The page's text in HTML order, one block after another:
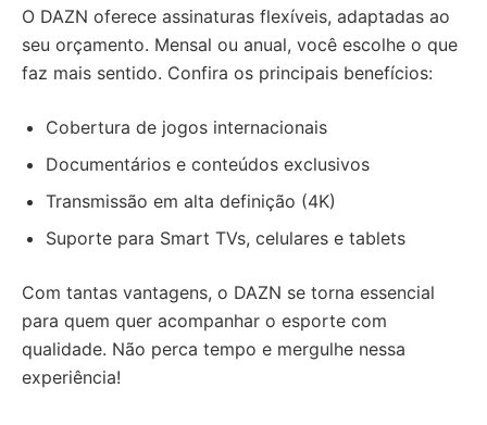
O DAZN oferece assinaturas flexíveis, adaptadas ao
seu orçamento. Mensal ou anual, você escolhe o que
faz mais sentido. Confira os principais benefícios:
Cobertura de jogos internacionais
Documentários e conteúdos exclusivos
Transmissão em alta definição (4K)
Suporte para Smart TVs, celulares e tablets
Com tantas vantagens, o DAZN se torna essencial
para quem quer acompanhar o esporte com
qualidade. Não perca tempo e mergulhe nessa
experiência!